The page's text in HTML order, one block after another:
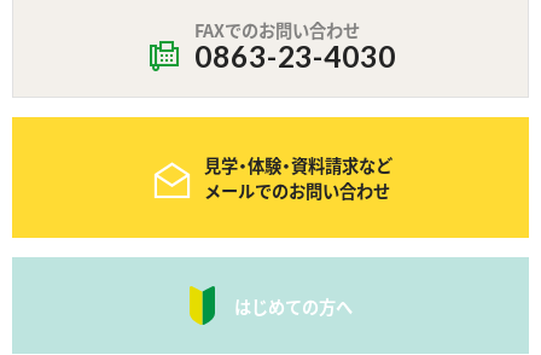
FAXでのお問い合わせ
0863-23-4030
見学・体験・資料請求など
メールでのお問い合わせ
はじめての方へ